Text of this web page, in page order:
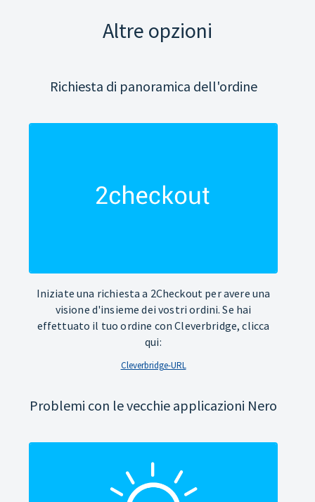
Altre opzioni
Richiesta di panoramica dell'ordine
Iniziate una richiesta a 2Checkout per avere una
visione d'insieme dei vostri ordini. Se hai
effettuato il tuo ordine con Cleverbridge, clicca
qui:
Cleverbridge-URL
Problemi con le vecchie applicazioni Nero